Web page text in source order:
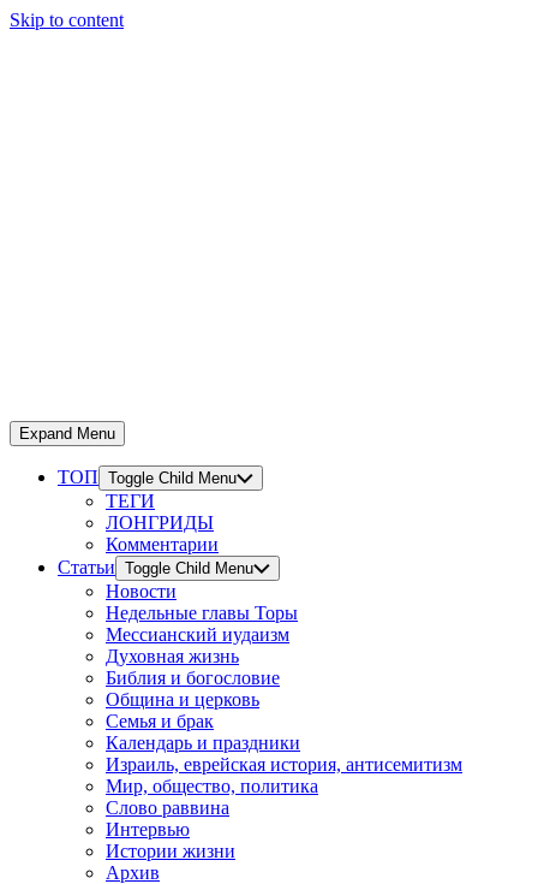
Skip to content
Expand Menu
ТОП Toggle Child Menu
ТЕГИ
ЛОНГРИДЫ
Комментарии
Статьи Toggle Child Menu
Новости
Недельные главы Торы
Мессианский иудаизм
Духовная жизнь
Библия и богословие
Община и церковь
Семья и брак
Календарь и праздники
Израиль, еврейская история, антисемитизм
Мир, общество, политика
Слово раввина
Интервью
Истории жизни
Архив